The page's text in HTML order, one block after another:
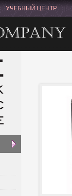
УЧЕБНЫЙ ЦЕНТР